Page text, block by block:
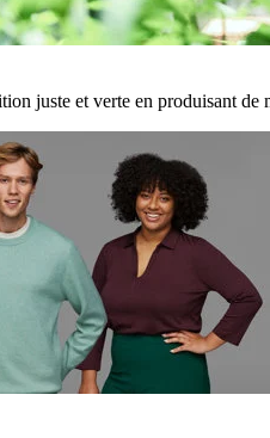
juste et verte en produisant